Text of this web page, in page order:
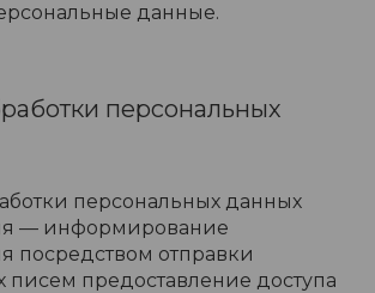
данные.
персональных
персональных данных
— информирование
посредством отправки
писем предоставление доступа